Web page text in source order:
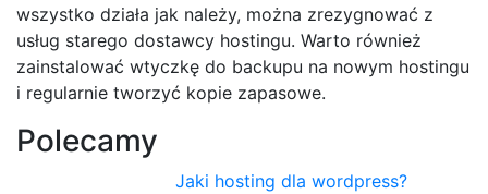
wszystko działa jak należy, można zrezygnować z
usług starego dostawcy hostingu. Warto również
zainstalować wtyczkę do backupu na nowym hostingu
i regularnie tworzyć kopie zapasowe.
Polecamy
Jaki hosting dla wordpress?